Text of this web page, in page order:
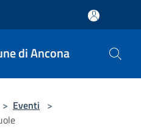
di Ancona
> Eventi >